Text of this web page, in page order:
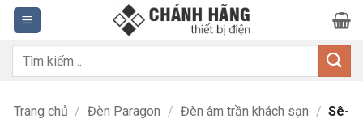
Bỏ
qua
nội
dung
Tìm
Trang chủ / Đèn Paragon / Đèn âm trần khách sạn / Sê-